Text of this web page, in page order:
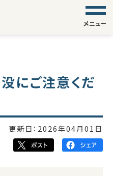
メニュー
にご注意くだ
更新日： 2026年04月01日